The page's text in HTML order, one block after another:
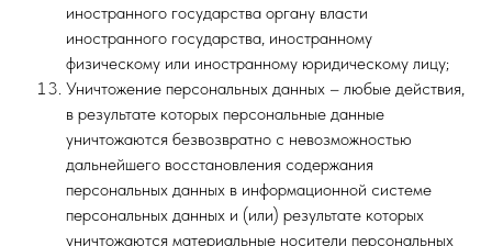
иностранного государства органу власти
иностранного государства, иностранному
физическому или иностранному юридическому лицу;
Уничтожение персональных данных – любые действия,
в результате которых персональные данные
уничтожаются безвозвратно с невозможностью
дальнейшего восстановления содержания
персональных данных в информационной системе
персональных данных и (или) результате которых
уничтожаются материальные носители персональных